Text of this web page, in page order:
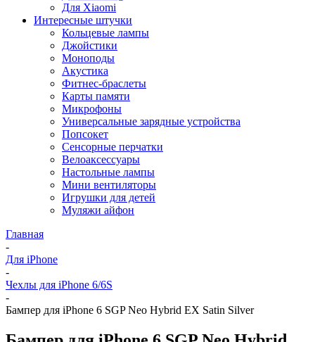
Для Xiaomi
Интересные штучки
Кольцевые лампы
Джойстики
Моноподы
Акустика
Фитнес-браслеты
Карты памяти
Микрофоны
Универсальные зарядные устройства
Попсокет
Сенсорные перчатки
Велоаксессуары
Настольные лампы
Мини вентиляторы
Игрушки для детей
Муляжи айфон
Главная
-
Для iPhone
-
Чехлы для iPhone 6/6S
-
Бампер для iPhone 6 SGP Neo Hybrid EX Satin Silver